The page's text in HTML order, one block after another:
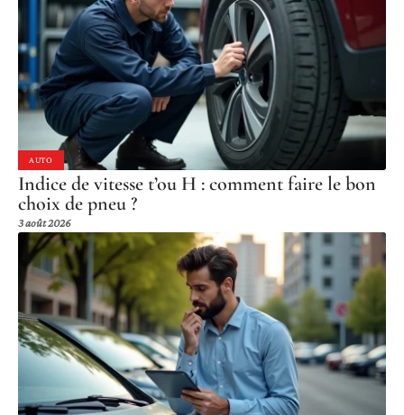
AUTO
Indice de vitesse t’ou H : comment faire le bon
choix de pneu ?
3 août 2026